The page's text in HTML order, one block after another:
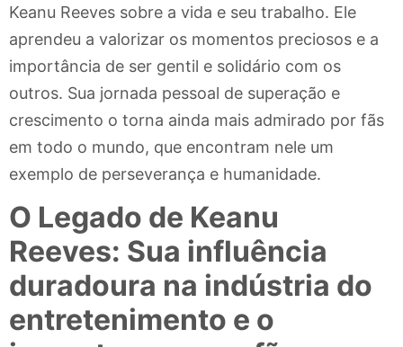
Keanu Reeves sobre a vida e seu trabalho. Ele
aprendeu a valorizar os momentos preciosos e a
importância de ser gentil e solidário com os
outros. Sua jornada pessoal de superação e
crescimento o torna ainda mais admirado por fãs
em todo o mundo, que encontram nele um
exemplo de perseverança e humanidade.
O Legado de Keanu
Reeves: Sua influência
duradoura na indústria do
entretenimento e o